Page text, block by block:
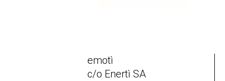
emotì
c/o Enertì SA